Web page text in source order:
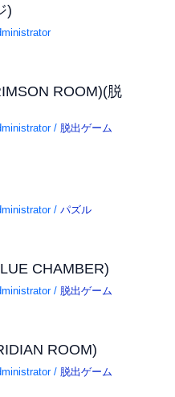
)
ROOM)(脱
/ 脱出ゲーム
/パズル
CHAMBER)
/ 脱出ゲーム
ROOM)
/ 脱出ゲーム